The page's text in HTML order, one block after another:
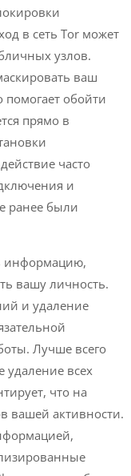
в сеть Tor может
узлов.
ваш
обойти
прямо в
часто
и
ранее были
информацию,
вашу личность.
и удаление
Лучше всего
удаление всех
что на
вашей активности.